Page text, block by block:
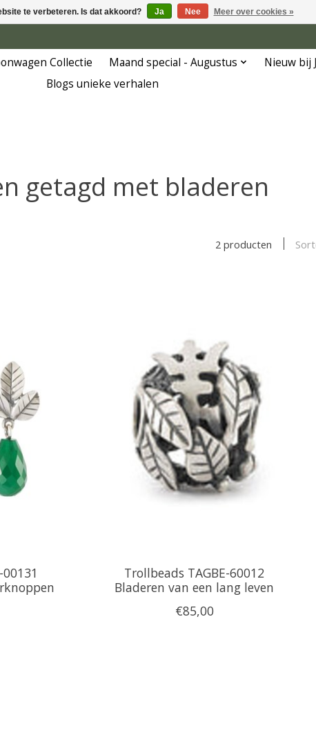
Collectie Maand special - Augustus
Nieuw bij
Blogs unieke verhalen
getagd met bladeren
2 producten
Trollbeads TAGBE-60012
Bladeren van een lang leven
€85,00
te verbeteren. Is dat akkoord? Ja Nee Meer over cookies »